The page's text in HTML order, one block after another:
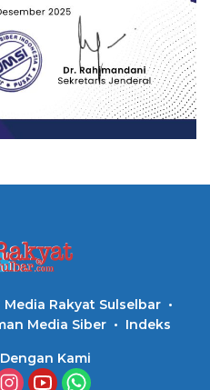
Media Rakyat Sulselbar
Media Siber Indeks
Kami